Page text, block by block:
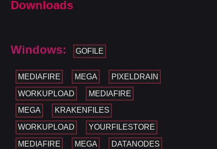
Downloads
Windows: GOFILE
MEDIAFIRE MEGA PIXELDRAIN
WORKUPLOAD MEDIAFIRE
MEGA KRAKENFILES
WORKUPLOAD YOURFILESTORE
MEDIAFIRE MEGA DATANODES